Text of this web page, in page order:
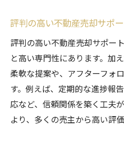
評判の高い不動産売却サポ
評判の高い不動産売却サポー
と高い専門性にあります。加
柔軟な提案や、アフターフォ
す。例えば、定期的な進捗報
応など、信頼関係を築く工夫
より、多くの売主から高い評